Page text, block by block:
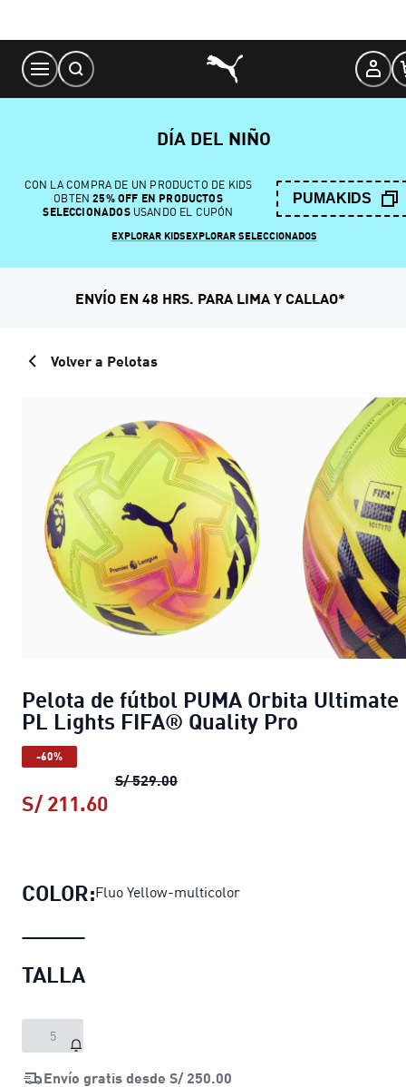
Content
DÍA DEL NIÑO
CON LA COMPRA DE UN PRODUCTO DE KIDS
OBTEN 25% OFF EN PRODUCTOS
SELECCIONADOSUSANDO EL CUPÓN
PUMAKIDS
EXPLORAR KIDSEXPLORAR SELECCIONADOS
ENVÍO EN 48 HRS. PARA LIMA Y CALLAO*
Volver a Pelotas
Pelota de fútbol PUMA Orbita Ultimate
PL Lights FIFA® Quality Pro
-60%
S/ 529.00Pelota de fútbol PUMA Orbita
S/ 211.60
COLOR:Fluo Yellow-multicolor
TALLA
5
Envío gratis desde S/ 250.00